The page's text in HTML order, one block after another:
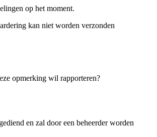
op het moment.
kan niet worden verzonden
opmerking wil rapporteren?
en zal door een beheerder worden